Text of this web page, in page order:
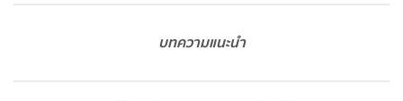
บทความแนะนำ